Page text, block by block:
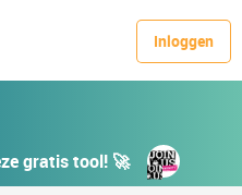
Inloggen
gratis tool! 🚀